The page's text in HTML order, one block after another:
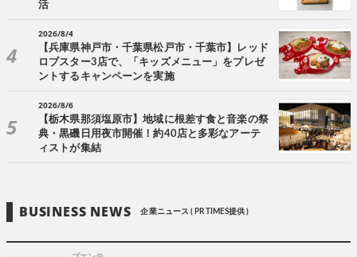
活
2026/8/4
【兵庫県神戸市・千葉県松戸市・千葉市】レッド
ロブスター3店で、「キッズメニュー」をプレゼ
ントするキャンペーンを実施
2026/8/6
【栃木県那須塩原市】地域に根差す食と音楽の祭
典・黒磯日用夜市開催！約40店と多彩なアーテ
ィストが集結
BUSINESS NEWS 企業ニュース ( PR TIMES提供 )